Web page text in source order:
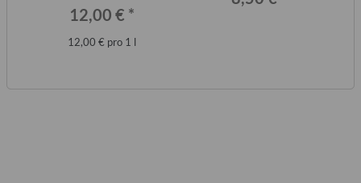
12,00 € *
12,00 € pro 1 l